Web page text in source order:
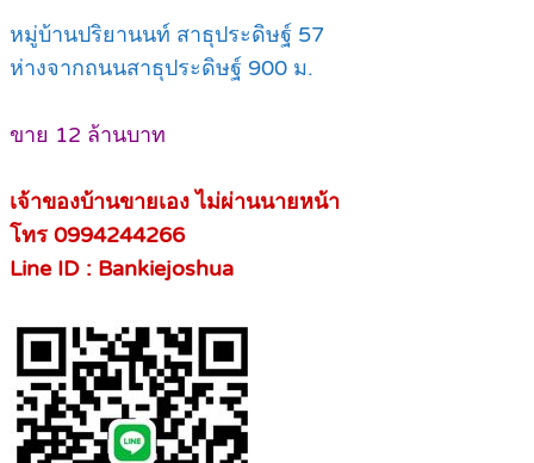
หมู่บ้านปริยานนท์ สาธุประดิษฐ์ 57
ห่างจากถนนสาธุประดิษฐ์ 900 ม.
ขาย 12 ล้านบาท
เจ้าของบ้านขายเอง ไม่ผ่านนายหน้า
โทร 0994244266
Line ID : Bankiejoshua